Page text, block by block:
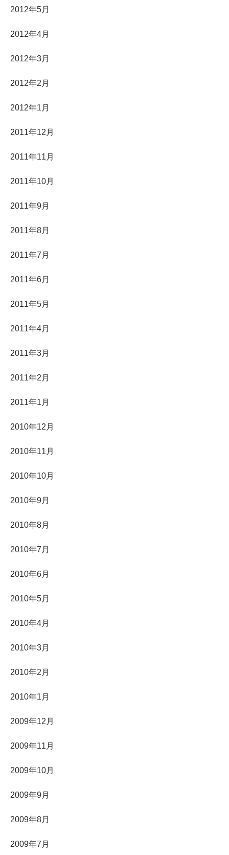
2012年5月
2012年4月
2012年3月
2012年2月
2012年1月
2011年12月
2011年11月
2011年10月
2011年9月
2011年8月
2011年7月
2011年6月
2011年5月
2011年4月
2011年3月
2011年2月
2011年1月
2010年12月
2010年11月
2010年10月
2010年9月
2010年8月
2010年7月
2010年6月
2010年5月
2010年4月
2010年3月
2010年2月
2010年1月
2009年12月
2009年11月
2009年10月
2009年9月
2009年8月
2009年7月